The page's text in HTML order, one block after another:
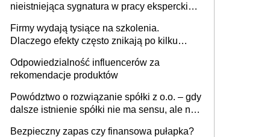
nieistniejąca sygnatura w pracy eksperckiej -
firmie
Firmy wydają tysiące na szkolenia.
Dlaczego efekty często znikają po kilku
Odpowiedzialność influencerów za
rekomendacje produktów
Powództwo o rozwiązanie spółki z o.o. – gdy
dalsze istnienie spółki nie ma sensu, ale nie
Bezpieczny zapas czy finansowa pułapka?